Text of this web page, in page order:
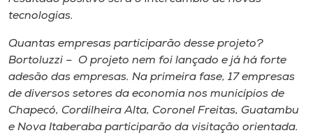
tecnologias.
Quantas empresas participarão desse projeto?
Bortoluzzi – O projeto nem foi lançado e já há forte
adesão das empresas. Na primeira fase, 17 empresas
de diversos setores da economia nos municípios de
Chapecó, Cordilheira Alta, Coronel Freitas, Guatambu
e Nova Itaberaba participarão da visitação orientada.